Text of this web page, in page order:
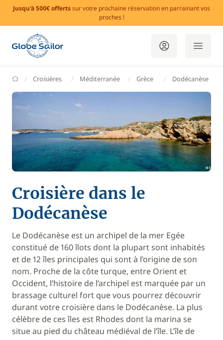
Jusqu'à 500€ offertssur votre prochaine réservation en parrainant vos
proches !
GlobeSailor
Croisières Méditerranée Grèce Dodécanèse
Croisière dans le
Dodécanèse
Le Dodécanèse est un archipel de la mer Egée
constitué de 160 îlots dont la plupart sont inhabités
et de 12 îles principales qui sont à l’origine de son
nom. Proche de la côte turque, entre Orient et
Occident, l’histoire de l’archipel est marquée par un
brassage culturel fort que vous pourrez découvrir
durant votre croisière dans le Dodécanèse. La plus
célèbre de ces îles est Rhodes dont la marina se
situe au pied du château médiéval de l’île. L’île de